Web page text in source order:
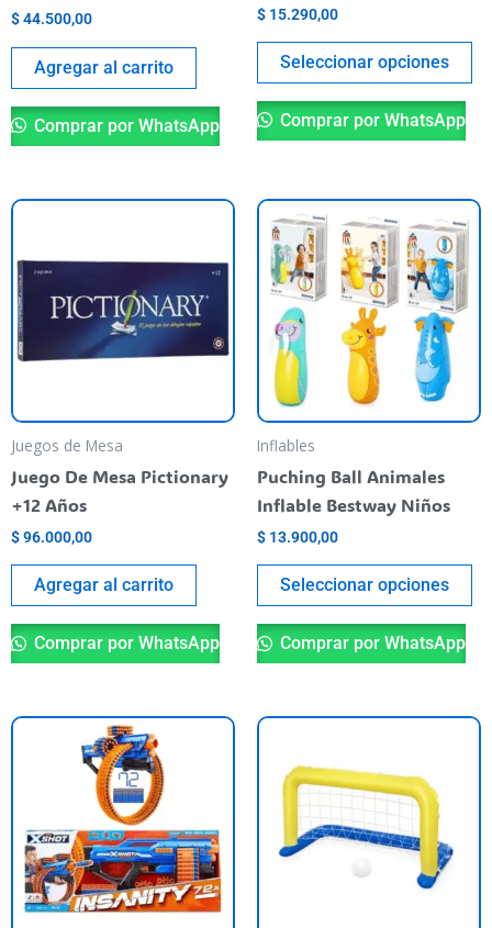
$44.500,00
Agregar al carrito
Comprar por WhatsApp
$ 15.290,00
Seleccionar opciones
Comprar por WhatsApp
Juegos de Mesa
Juego De Mesa Pictionary
+12 Años
$96.000,00
Agregar al carrito
Comprar por WhatsApp
Inflables
Puching Ball Animales
Inflable Bestway Niños
$ 13.900,00
Seleccionar opciones
Comprar por WhatsApp